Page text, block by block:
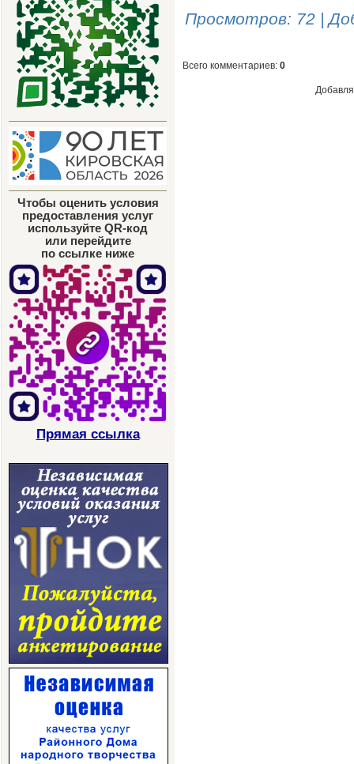
Чтобы оценить условия
предоставления услуг
используйте QR-код
или перейдите
по ссылке ниже
Прямая ссылка
Просмотров: 72 |
Всего комментариев: 0